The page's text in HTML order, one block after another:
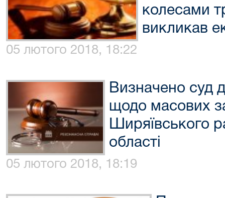
колесами
викликав
05 лютого 2018, 18:22
Визначено суд
щодо масових
Ширяївського
області
05 лютого 2018, 18:19